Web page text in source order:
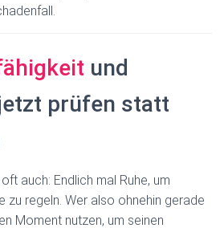
und
prüfen statt
auch: Endlich mal Ruhe, um
zu regeln. Wer also ohnehin gerade
Moment nutzen, um seinen